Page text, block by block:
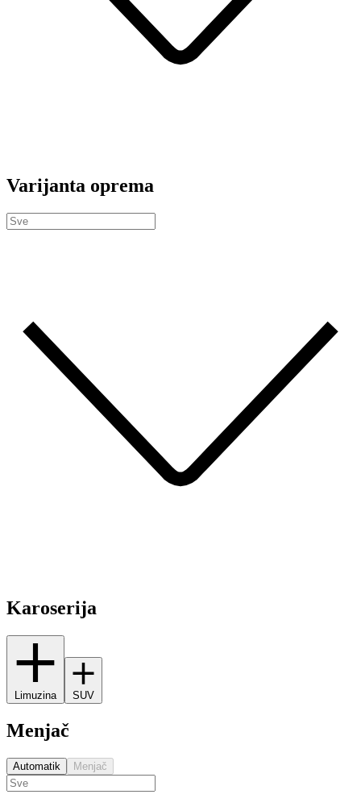
Varijanta oprema
Karoserija
Limuzina SUV
Menjač
Automatik Menjač